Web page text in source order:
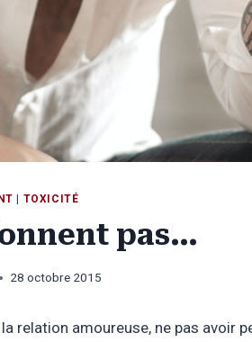
TOXICITÉ
pas…
28 octobre 2015
relation amoureuse, ne pas avoir